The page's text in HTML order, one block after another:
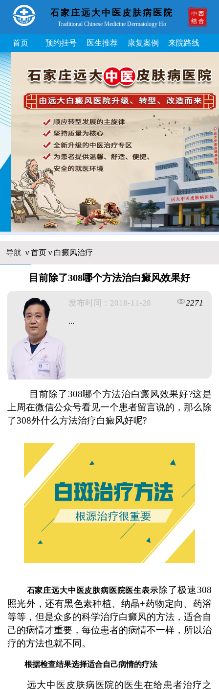
石家庄远大中医皮肤病医院
Traditional Chinese Medicine Dermatology Ho
首页 预约挂号 医生推荐 康复案例 来院路线
导航 ν 首页ν 白癜风治疗
目前除了308哪个方法治白癜风效果好
发布时间：2018-11-28
2271
...
目前除了308哪个方法治白癜风效果好?这是
上周在微信公众号看见一个患者留言说的，那么除
了308外什么方法治疗白癜风好呢?
石家庄远大中医皮肤病医院医生表示除了极速308
照光外，还有黑色素种植、纳晶+药物定向、药浴
等等，但是众多的科学治疗白癜风的方法，适合自
己的病情才重要，每位患者的病情不一样，所以治
疗的方法也就不同。
根据检查结果选择适合自己病情的疗法
远大中医皮肤病医院的医生在给患者治疗之